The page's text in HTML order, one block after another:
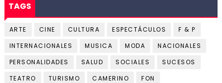
TAGS
ARTE CINE CULTURA ESPECTÁCULOS
F & P
INTERNACIONALES
MUSICA MODA
NACIONALES
PERSONALIDADES
SALUD SOCIALES
SUCESOS
TEATRO
TURISMO CAMERINO FON